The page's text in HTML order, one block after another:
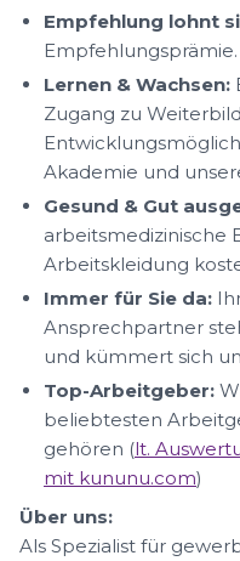
Empfehlung lohnt
Empfehlungsprämie.
Lernen & Wachsen:
Zugang zu
Akademie und
Gesund & Gut
arbeitsmedizinische
Arbeitskleidung
Immer für Sie da:
Ansprechpartner
und kümmert sich
Top-Arbeitgeber:
beliebtesten
gehören (lt.
mit kununu.com)
Über uns:
Als Spezialist für